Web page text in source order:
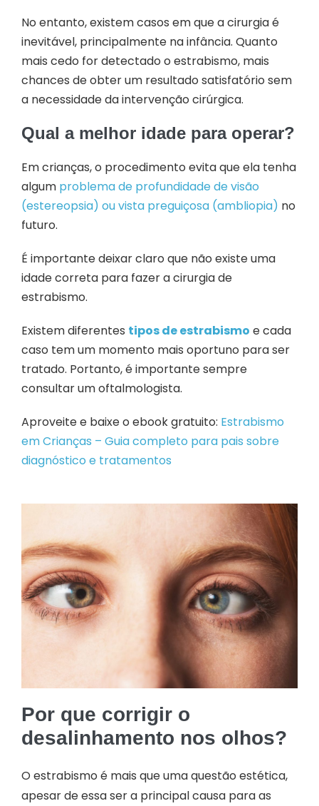
No entanto, existem casos em que a cirurgia é
inevitável, principalmente na infância. Quanto
mais cedo for detectado o estrabismo, mais
chances de obter um resultado satisfatório sem
a necessidade da intervenção cirúrgica.
Qual a melhor idade para operar?
Em crianças, o procedimento evita que ela tenha
algum problema de profundidade de visão
(estereopsia) ou vista preguiçosa (ambliopia) no
futuro.
É importante deixar claro que não existe uma
idade correta para fazer a cirurgia de
estrabismo.
Existem diferentes tipos de estrabismo e cada
caso tem um momento mais oportuno para ser
tratado. Portanto, é importante sempre
consultar um oftalmologista.
Aproveite e baixe o ebook gratuito: Estrabismo
em Crianças – Guia completo para pais sobre
diagnóstico e tratamentos
Por que corrigir o
desalinhamento nos olhos?
O estrabismo é mais que uma questão estética,
apesar de essa ser a principal causa para as